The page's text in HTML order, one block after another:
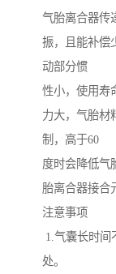
气胎离合器传
振，且能补偿
动部分惯
性小，使用寿
力大，气胎材
制，高于60
度时会降低气
胎离合器接合
注意事项
1.气囊长时间
处。